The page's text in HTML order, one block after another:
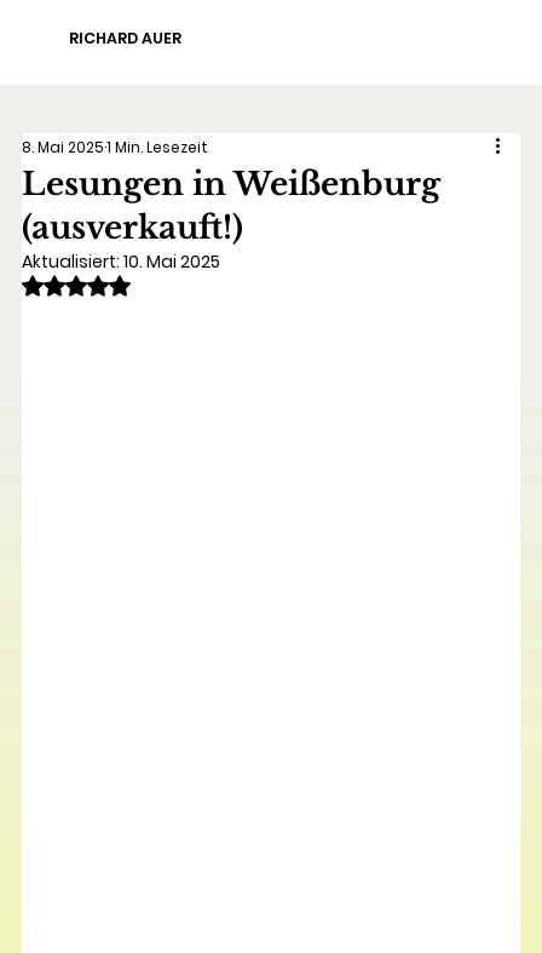
RICHARD AUER
Lesungen in Weißenburg
(ausverkauft!)
8. Mai 20251 Min. Lesezeit
Aktualisiert: 10. Mai 2025
Mit NaN von 5 Sternen bewertet.